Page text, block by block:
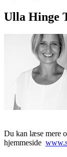
Ulla Hinge
Du kan læse mere
hjemmeside